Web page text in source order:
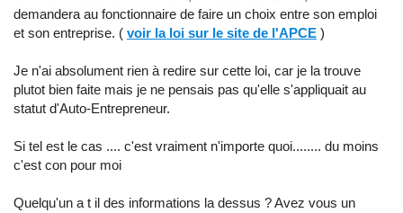
demandera au fonctionnaire de faire un choix entre son emploi
et son entreprise. ( voir la loi sur le site de l'APCE )
Je n'ai absolument rien à redire sur cette loi, car je la trouve
plutot bien faite mais je ne pensais pas qu'elle s'appliquait au
statut d'Auto-Entrepreneur.
Si tel est le cas .... c'est vraiment n'importe quoi........ du moins
c'est con pour moi
Quelqu'un a t il des informations la dessus ? Avez vous un